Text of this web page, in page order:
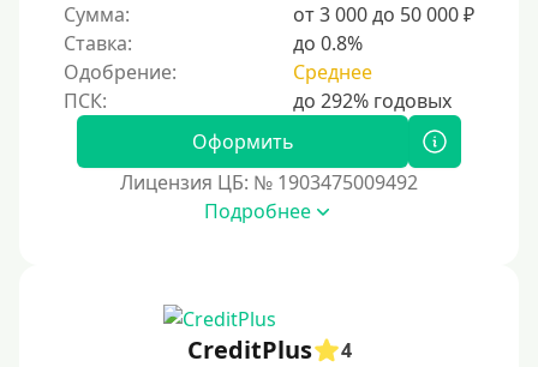
На сберкнижку
На дом срочно
Не выходя из дома
Без посещения офиса
В офисе
Бесплатное использование без списания средств с
Сумма:
от 3 000 до 50 000 ₽
Ставка:
до 0.8%
Одобрение:
Среднее
Оформить
Лицензия ЦБ: № 1903475009492
Подробнее
CreditPlus
4